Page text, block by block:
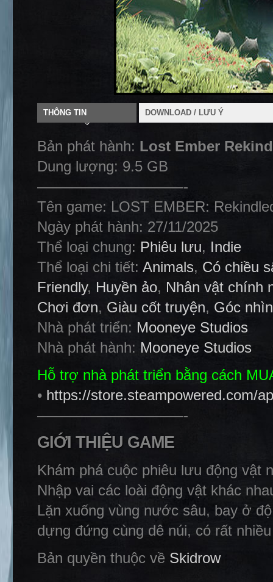
THÔNG TIN DOWNLOAD / LƯU Ý
Bản phát hành: Lost Ember
Dung lượng: 9.5 GB
——————————-
Tên game: LOST EMBER:
Ngày phát hành: 27/11/2025
Thể loại chung: Phiêu lưu, Indie
Thể loại chi tiết: Animals, Có chiều
Friendly, Huyền ảo, Nhân vật chính
Chơi đơn, Giàu cốt truyện, Góc
Nhà phát triển: Mooneye Studios
Nhà phát hành: Mooneye Studios
Hỗ trợ nhà phát triển bằng cách
• https://store.steampowered.com/
——————————-
GIỚI THIỆU GAME
Khám phá cuộc phiêu lưu động
Nhập vai các loài động vật khác
Lặn xuống vùng nước sâu, bay ở
dựng đứng cùng dê núi, có rất
Bản quyền thuộc về Skidrow